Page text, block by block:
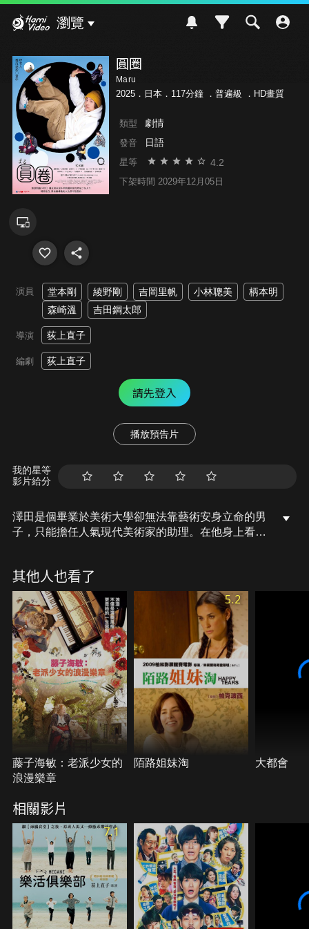
瀏覽
圓圈
Maru
2025．日本．117分鐘 ． 普遍級 ．HD畫質
類型 劇情
發音 日語
星等 4.2
下架時間 2029年12月05日
演員 堂本剛 綾野剛 吉岡里帆 小林聰美
柄本明
森崎溫
吉田鋼太郎
導演 荻上直子
編劇 荻上直子
請先登入
播放預告片
我的星等
影片給分
澤田是個畢業於美術大學卻無法靠藝術安身立命的男
子，只能擔任人氣現代美術家的助理。在他身上看不
丟了工作。他回到房間，發現地板上有一隻螞蟻，他
則像受到螞蟻引領似地畫出了一個◯。這個◯不知不
覺間於社群網路瘋傳，更讓他瞬間成名，成為來歷不
明的藝術家「澤田」。這個「澤田」突然變得家喻戶
曉，卻也漸漸開始受到◯的束縛…
其他人也看了
藤子海敏：老派少女的
浪漫樂章
5.2
陌路姐妹淘 大都會
相關影片
7.1